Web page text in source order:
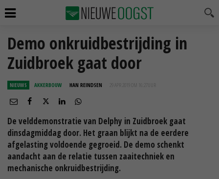
Demo onkruidbestrijding in
Zuidbroek gaat door
NIEUWS AKKERBOUW HAN REINDSEN 29 APR 2019 OM 16:27
De velddemonstratie van Delphy in Zuidbroek gaat
dinsdagmiddag door. Het graan blijkt na de eerdere
afgelasting voldoende gegroeid. De demo schenkt
aandacht aan de relatie tussen zaaitechniek en
mechanische onkruidbestrijding.